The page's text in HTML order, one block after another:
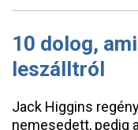
10 dolog,
leszálltról
Jack Higgins
nemesedett, pedig